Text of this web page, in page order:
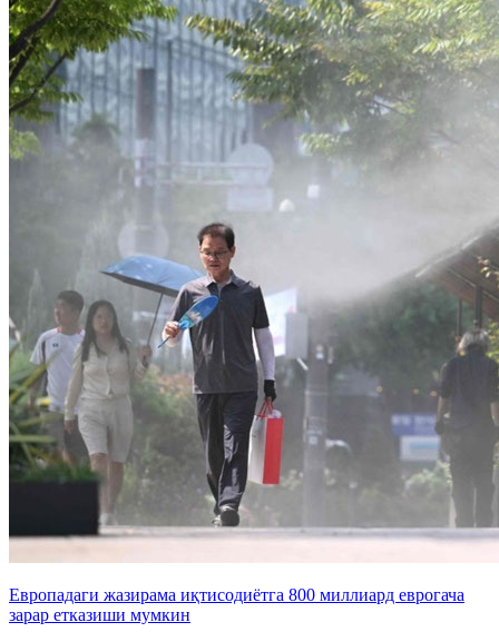
Европадаги жазирама иқтисодиётга 800 миллиард еврогача
зарар етказиши мумкин